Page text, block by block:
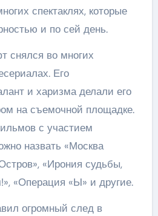
спектаклях, которые
и по сей день.
снялся во многих
Его
и харизма делали его
на съемочной площадке.
с участием
назвать «Москва
«Ирония судьбы,
«Операция «Ы» и другие.
огромный след в